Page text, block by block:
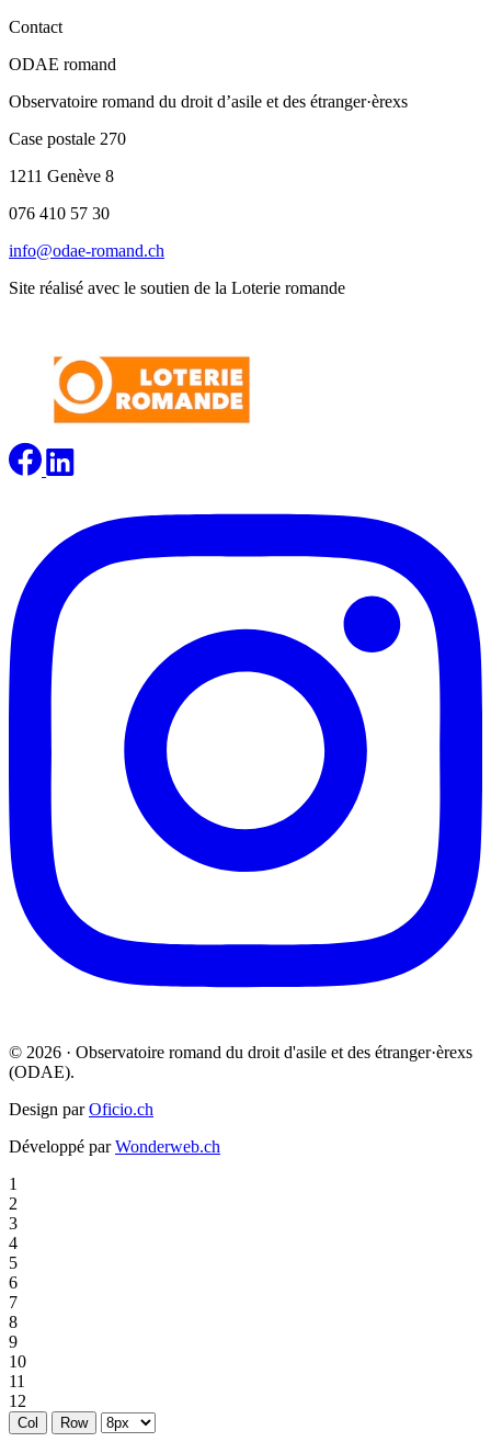
Contact
ODAE romand
Observatoire romand du droit d’asile et des étranger·èrexs
Case postale 270
1211 Genève 8
076 410 57 30
info@odae-romand.ch
Site réalisé avec le soutien de la Loterie romande
© 2026 · Observatoire romand du droit d'asile et des étranger·èrexs
(ODAE).
Design parOficio.ch
Développé parWonderweb.ch
1
2
3
4
5
6
7
8
9
10
11
12
Col Row